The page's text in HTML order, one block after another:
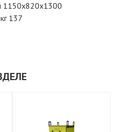
1150х820х1300
137